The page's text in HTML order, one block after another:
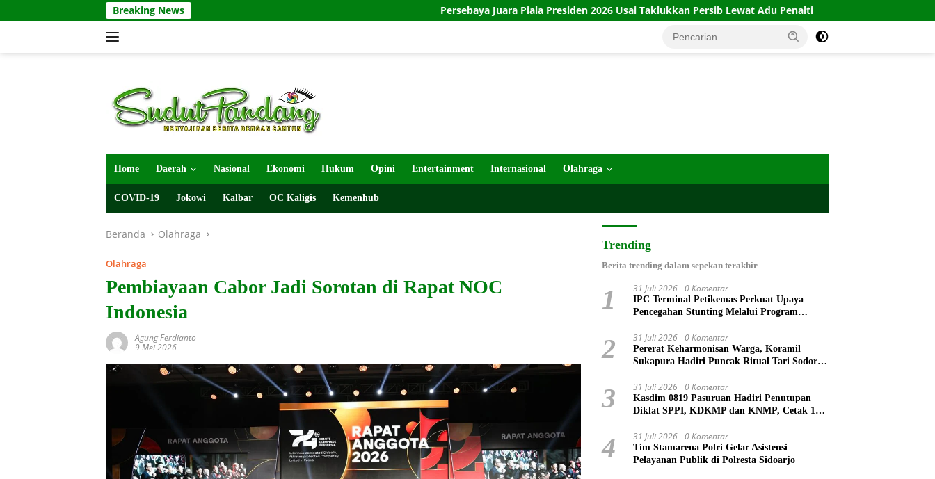
ke
Breaking News Persebaya Juara Piala Presiden 2026 Usai Taklukkan Persib Lewat Adu Penalti Babinsa Plinggisan Intensifkan
Home Daerah Nasional Ekonomi Hukum Opini Entertainment Internasional Olahraga
COVID-19 Jokowi Kalbar OC Kaligis Kemenhub
Beranda Olahraga
Olahraga
Pembiayaan Cabor Jadi Sorotan di Rapat NOC
Indonesia
Agung Ferdianto
9 Mei 2026
Trending
Berita trending dalam sepekan terakhir
1 31 Juli 2026 0 Komentar
IPC Terminal Petikemas Perkuat Upaya
Pencegahan Stunting Melalui Program
2 31 Juli 2026 0 Komentar
Pererat Keharmonisan Warga, Koramil
Sukapura Hadiri Puncak Ritual Tari Sodoran
3 31 Juli 2026 0 Komentar
Kasdim 0819 Pasuruan Hadiri Penutupan
Diklat SPPI, KDKMP dan KNMP, Cetak 172
4 31 Juli 2026 0 Komentar
Tim Stamarena Polri Gelar Asistensi
Pelayanan Publik di Polresta Sidoarjo